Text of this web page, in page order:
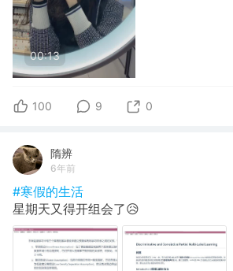
00:13
100 9 0
隋辨
6年前
#寒假的生活
星期天又得开组会了😥